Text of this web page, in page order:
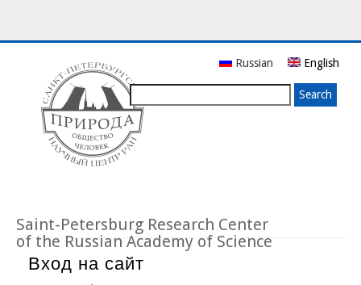
Saint-Petersburg Research Center
of the Russian Academy of Science
Russian English
Вход на сайт